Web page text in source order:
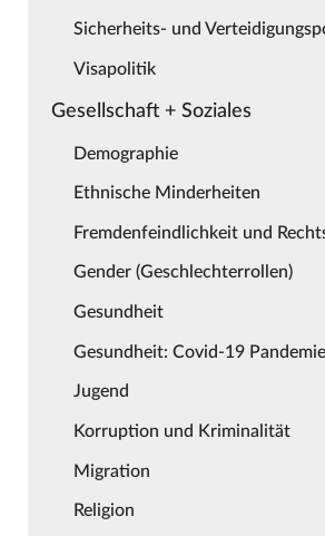
Sicherheits- und
Visapolitik
Gesellschaft + Soziales
Demographie
Ethnische Minderheiten
Fremdenfeindlichkeit und
Gender (Geschlechterrollen)
Gesundheit
Gesundheit: Covid-19 Pandemie
Jugend
Korruption und Kriminalität
Migration
Religion